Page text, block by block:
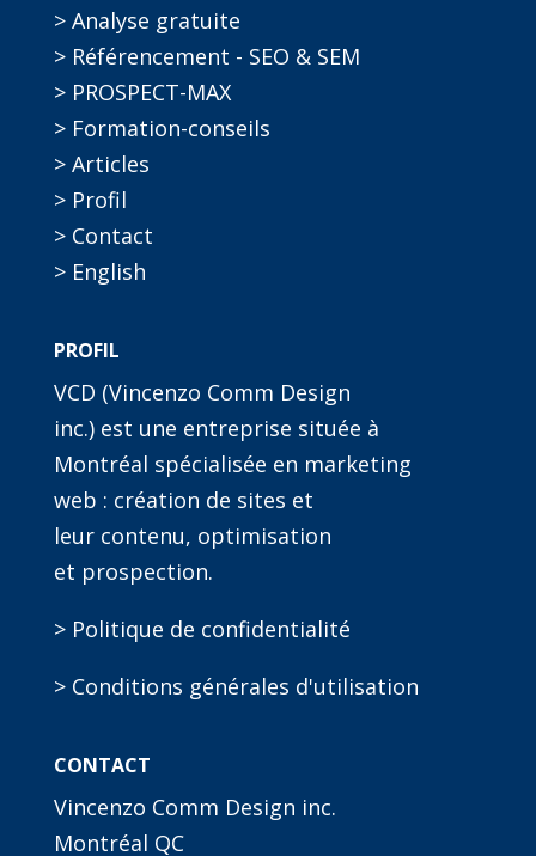
> Analyse gratuite
> Référencement - SEO & SEM
> PROSPECT-MAX
> Formation-conseils
> Articles
> Profil
> Contact
> English
PROFIL
VCD (Vincenzo Comm Design
inc.) est une entreprise située à
Montréal spécialisée en marketing
web : création de sites et
leur contenu, optimisation
et prospection.
> Politique de confidentialité
> Conditions générales d'utilisation
CONTACT
Vincenzo Comm Design inc.
Montréal QC